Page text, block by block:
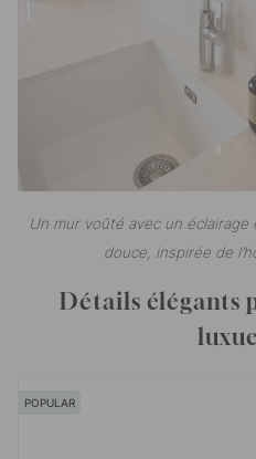
Un mur voûté avec un
douce, inspirée de
Détails élégants
POPULAR